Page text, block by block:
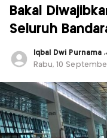
Bakal
Seluruh
Iqbal Dwi Purnama ,
Rabu, 10